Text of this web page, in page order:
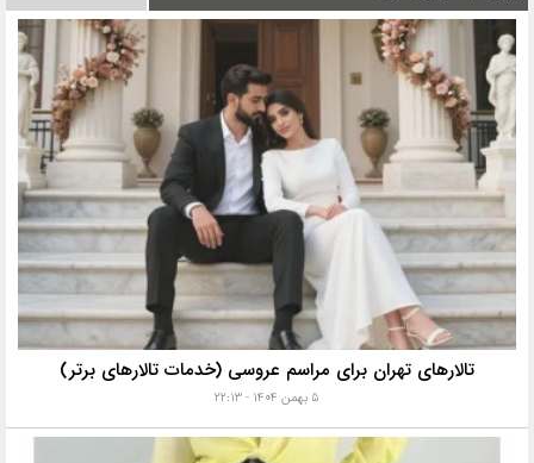
تالارهای تهران برای مراسم عروسی (خدمات تالارهای برتر)
۵ بهمن ۱۴۰۴ - ۲۲:۱۳